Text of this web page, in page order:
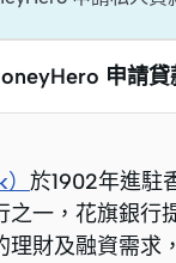
申請貸
於1902年進駐
之一，花旗銀行
財及融資需求